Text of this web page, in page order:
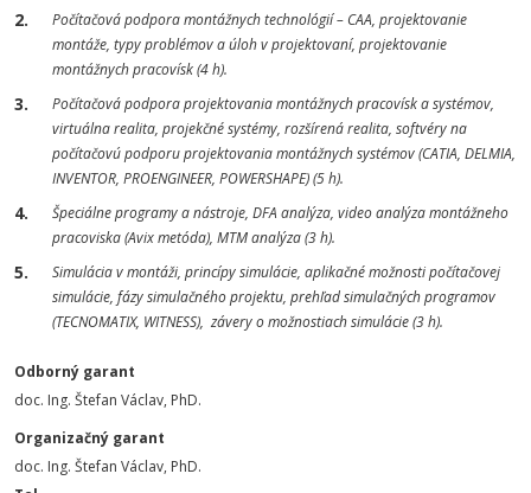
Počítačová podpora montážnych technológií – CAA, projektovanie
montáže, typy problémov a úloh v projektovaní, projektovanie
montážnych pracovísk (4 h).
Počítačová podpora projektovania montážnych pracovísk a systémov,
virtuálna realita, projekčné systémy, rozšírená realita, softvéry na
počítačovú podporu projektovania montážnych systémov (CATIA, DELMIA,
INVENTOR, PROENGINEER, POWERSHAPE) (5 h).
Špeciálne programy a nástroje, DFA analýza, video analýza montážneho
pracoviska (Avix metóda), MTM analýza (3 h).
Simulácia v montáži, princípy simulácie, aplikačné možnosti počítačovej
simulácie, fázy simulačného projektu, prehľad simulačných programov
(TECNOMATIX, WITNESS), závery o možnostiach simulácie (3 h).
Odborný garant
doc. Ing. Štefan Václav, PhD.
Organizačný garant
doc. Ing. Štefan Václav, PhD.